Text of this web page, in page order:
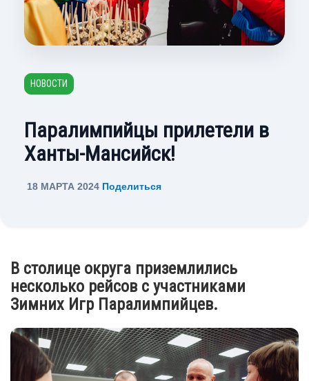
НОВОСТИ
Паралимпийцы прилетели в
Ханты-Мансийск!
18 МАРТА 2024 Поделиться
В столице округа приземлились
несколько рейсов с участниками
Зимних Игр Паралимпийцев.